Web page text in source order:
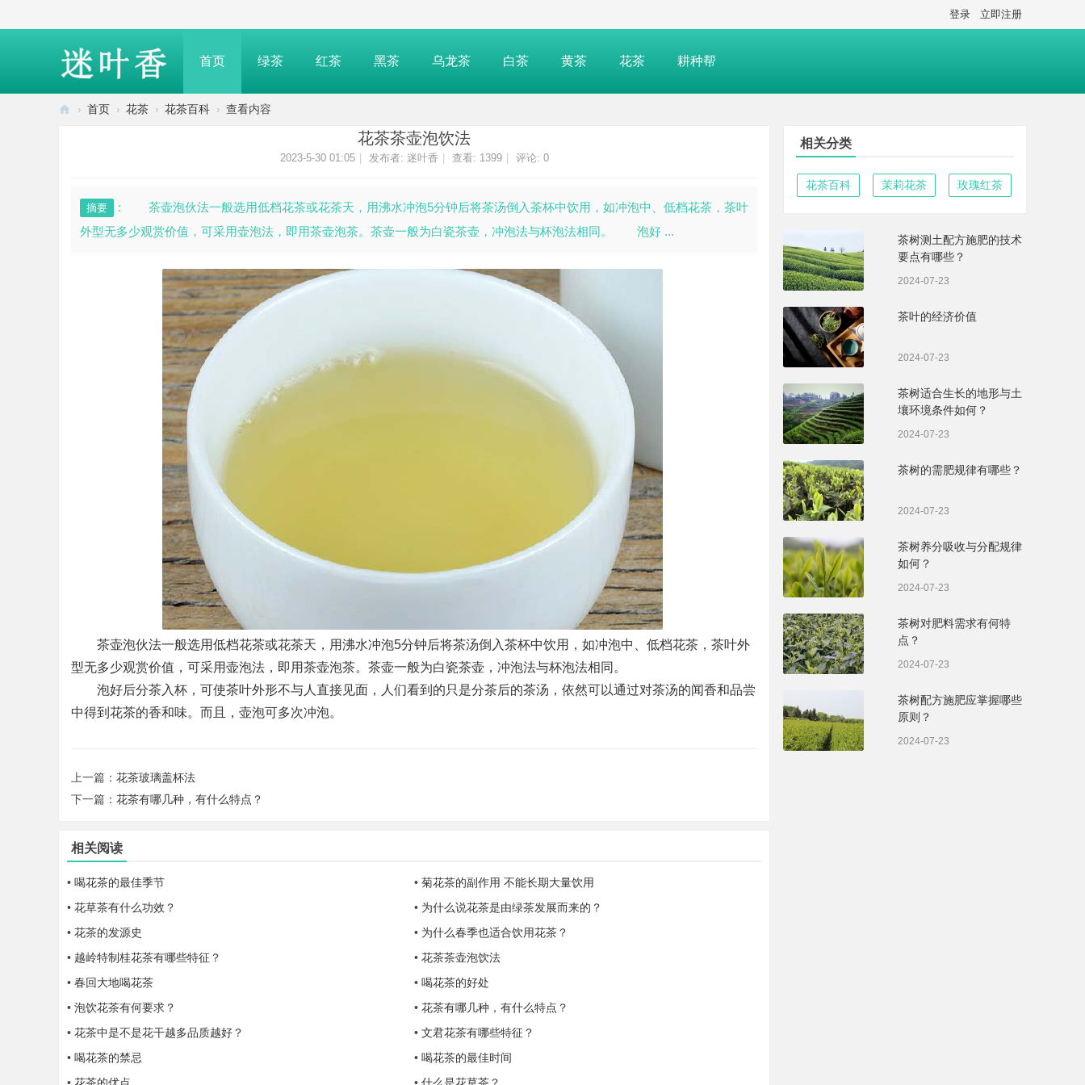
登录 立即注册
首页 绿茶 红茶 黑茶 乌龙茶 白茶 黄茶 花茶 耕种帮
› 首页 › 花茶 › 花茶百科 › 查看内容
花茶茶壶泡饮法
2023-5-30 01:05 发布者: 迷叶香 查看: 1399 评论: 0
摘要
: 茶壶泡伙法一般选用低档花茶或花茶天，用沸水冲泡5分钟后将茶汤倒入茶杯中饮用，如冲泡中、低档花茶，茶叶
外型无多少观赏价值，可采用壶泡法，即用茶壶泡茶。茶壶一般为白瓷茶壶，冲泡法与杯泡法相同。 泡好 ...
茶壶泡伙法一般选用低档花茶或花茶天，用沸水冲泡5分钟后将茶汤倒入茶杯中饮用，如冲泡中、低档花茶，茶叶外
型无多少观赏价值，可采用壶泡法，即用茶壶泡茶。茶壶一般为白瓷茶壶，冲泡法与杯泡法相同。
泡好后分茶入杯，可使茶叶外形不与人直接见面，人们看到的只是分茶后的茶汤，依然可以通过对茶汤的闻香和品尝
中得到花茶的香和味。而且，壶泡可多次冲泡。
上一篇： 花茶玻璃盖杯法
下一篇： 花茶有哪几种，有什么特点？
相关阅读
• 喝花茶的最佳季节 • 菊花茶的副作用 不能长期大量饮用
• 花草茶有什么功效？ • 为什么说花茶是由绿茶发展而来的？
• 花茶的发源史 • 为什么春季也适合饮用花茶？
• 越岭特制桂花茶有哪些特征？ • 花茶茶壶泡饮法
• 春回大地喝花茶 • 喝花茶的好处
• 泡饮花茶有何要求？ • 花茶有哪几种，有什么特点？
• 花茶中是不是花干越多品质越好？ • 文君花茶有哪些特征？
• 喝花茶的禁忌 • 喝花茶的最佳时间
相关分类
花茶百科 茉莉花茶 玫瑰红茶
茶树测土配方施肥的技术
要点有哪些？
2024-07-23
茶叶的经济价值
2024-07-23
茶树适合生长的地形与土
壤环境条件如何？
2024-07-23
茶树的需肥规律有哪些？
2024-07-23
茶树养分吸收与分配规律
如何？
2024-07-23
茶树对肥料需求有何特
点？
2024-07-23
茶树配方施肥应掌握哪些
原则？
2024-07-23